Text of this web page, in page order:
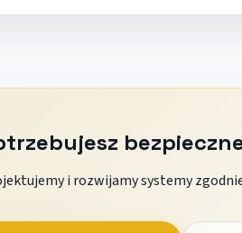
i rozwijamy systemy